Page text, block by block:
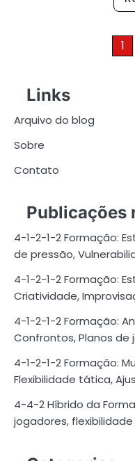
1
Links
Arquivo do blog
Sobre
Contato
Publicações
4-1-2-1-2 Formação:
de pressão,
4-1-2-1-2 Formação:
Criatividade,
4-1-2-1-2 Formação:
Confrontos, Planos de
4-1-2-1-2 Formação:
Flexibilidade tática,
4-4-2 Híbrido da
jogadores,